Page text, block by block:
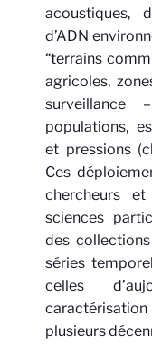
acoustiques,
d’ADN
“terrains
agricoles,
populations,
et pressions
Ces
chercheurs
sciences
des
séries
celles
plusieurs